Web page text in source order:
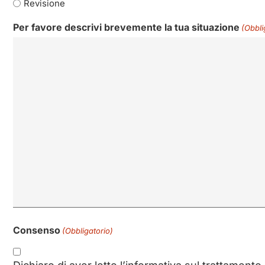
Revisione
Per favore descrivi brevemente la tua situazione
Consenso (Obbligatorio)